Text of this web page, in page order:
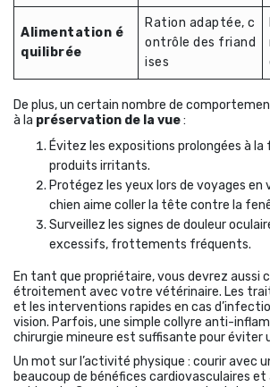
Alimentation é
quilibrée
Ration adaptée, c
ontrôle des friand
ises
De plus, un certain nombre de
à la préservation de la vue:
Évitez les expositions prolongées à la
produits irritants.
Protégez les yeux lors de voyages en
chien aime coller la tête contre la
Surveillez les signes de douleur
excessifs, frottements fréquents.
En tant que propriétaire, vous devrez aussi
étroitement avec votre vétérinaire. Les
et les interventions rapides en cas
vision. Parfois, une simple collyre anti-
chirurgie mineure est suffisante pour éviter
Un mot sur l’activité physique : courir avec
beaucoup de bénéfices cardiovasculaires